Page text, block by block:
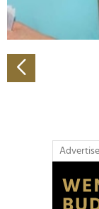
soziale
Partner führen
haben oder die
gesammelt